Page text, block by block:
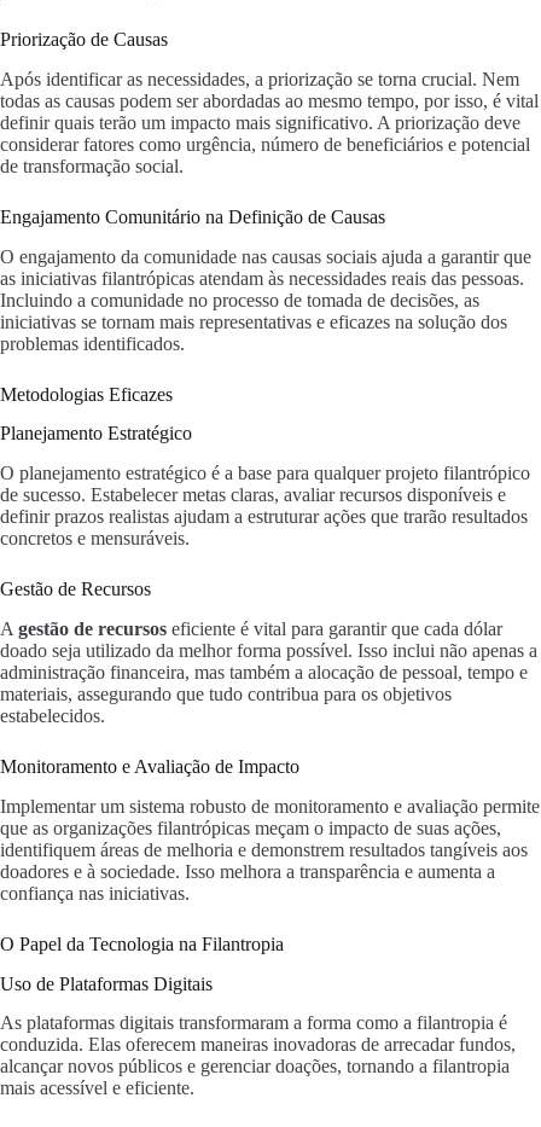
Priorização de Causas
Após identificar as necessidades, a priorização se torna crucial. Nem
todas as causas podem ser abordadas ao mesmo tempo, por isso, é vital
definir quais terão um impacto mais significativo. A priorização deve
considerar fatores como urgência, número de beneficiários e potencial
de transformação social.
Engajamento Comunitário na Definição de Causas
O engajamento da comunidade nas causas sociais ajuda a garantir que
as iniciativas filantrópicas atendam às necessidades reais das pessoas.
Incluindo a comunidade no processo de tomada de decisões, as
iniciativas se tornam mais representativas e eficazes na solução dos
problemas identificados.
Metodologias Eficazes
Planejamento Estratégico
O planejamento estratégico é a base para qualquer projeto filantrópico
de sucesso. Estabelecer metas claras, avaliar recursos disponíveis e
definir prazos realistas ajudam a estruturar ações que trarão resultados
concretos e mensuráveis.
Gestão de Recursos
A gestão de recursos eficiente é vital para garantir que cada dólar
doado seja utilizado da melhor forma possível. Isso inclui não apenas a
administração financeira, mas também a alocação de pessoal, tempo e
materiais, assegurando que tudo contribua para os objetivos
estabelecidos.
Monitoramento e Avaliação de Impacto
Implementar um sistema robusto de monitoramento e avaliação permite
que as organizações filantrópicas meçam o impacto de suas ações,
identifiquem áreas de melhoria e demonstrem resultados tangíveis aos
doadores e à sociedade. Isso melhora a transparência e aumenta a
confiança nas iniciativas.
O Papel da Tecnologia na Filantropia
Uso de Plataformas Digitais
As plataformas digitais transformaram a forma como a filantropia é
conduzida. Elas oferecem maneiras inovadoras de arrecadar fundos,
alcançar novos públicos e gerenciar doações, tornando a filantropia
mais acessível e eficiente.